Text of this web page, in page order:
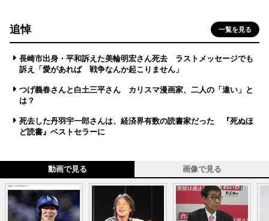
追悼 一覧を見る
長崎市出身・平和訴えた美輪明宏さん死去 ラストメッセージでも
訴え「愛があれば 戦争なんか起こりません」
つげ義春さんと白土三平さん カリスマ漫画家、二人の「違い」と
は？
死去した丹羽宇一郎さんは、経済界有数の読書家だった 『死ぬほ
ど読書』ベストセラーに
動画で見る 画像で見る